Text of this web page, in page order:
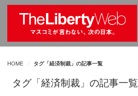
HOME タグ「経済制裁」の記事一覧
タグ「経済制裁」の記事一覧